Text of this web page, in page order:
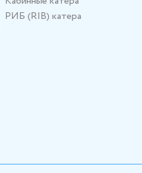
РИБ (RIB) катера